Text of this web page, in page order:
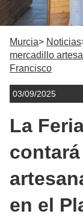
Murcia Noticias
mercadillo
Francisco
03/09/2025
La
en el